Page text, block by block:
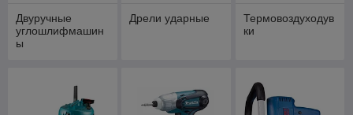
Двуручные
углошлифмашин
ы
Дрели ударные
Термовоздуходув
ки